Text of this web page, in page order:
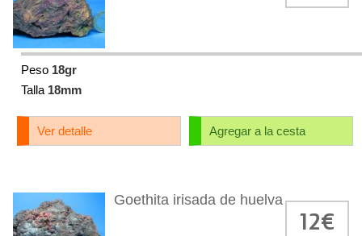
Peso 18gr
Talla 18mm
Agregar a la cesta
Ver detalle
Goethita irisada de huelva
12€